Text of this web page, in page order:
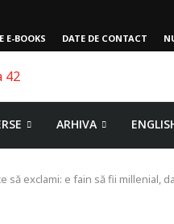
E-BOOKS DATE DE CONTACT
ARHIVA
să exclami: e fain să fii millenial,